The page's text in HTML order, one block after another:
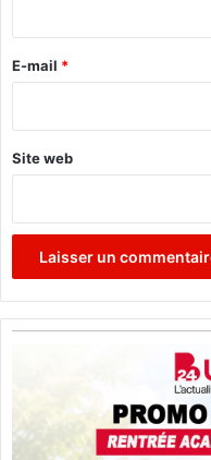
e
E-mail *
Site web